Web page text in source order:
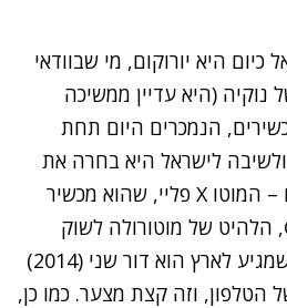
כיום היא יורוקום, מי שבוודאי
נוקיה (היא עדיין ממשיכה
הנמכרים היום תחת
לישראל היא בחרה את
שני הדגמים הפופולריים – המוטו X פליי, שהוא מכשיר
ביניים מובהק, והמוטו G, הלהיט של מוטורולה לשוק
הזול. לצערנו, המוטו G שמגיע לארץ הוא דור שני (2014)
שלישי (2015) של הטלפון, וזה קצת מצער. כמו כן,